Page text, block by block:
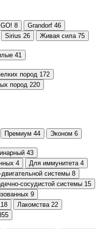
GO! 8 Grandorf 46
Sirius 26 Живая сила 75
41
пород 172
пород 220
Премиум 44 Эконом 6
43
4 Для иммунитета 4
системы 8
сосудистой системы 15
9
Лакомства 22